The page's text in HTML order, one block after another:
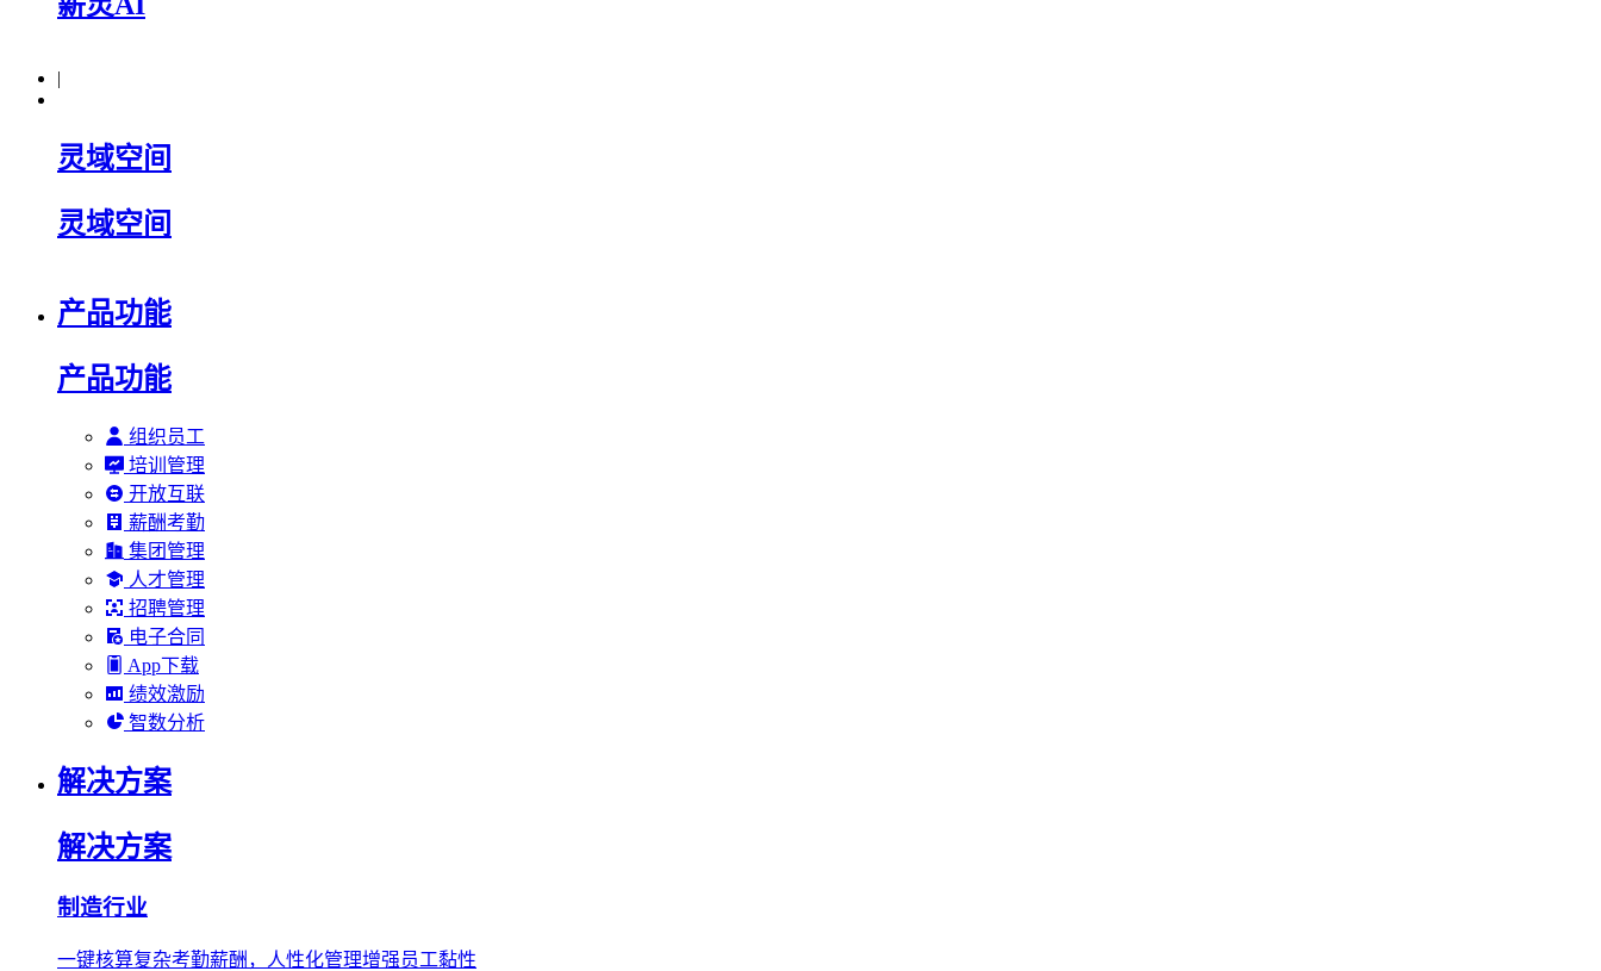
|
灵域空间
灵域空间
产品功能
产品功能
组织员工
培训管理
开放互联
薪酬考勤
集团管理
人才管理
招聘管理
电子合同
App下载
绩效激励
智数分析
解决方案
解决方案
制造行业
一键核算复杂考勤薪酬，人性化管理增强员工黏性